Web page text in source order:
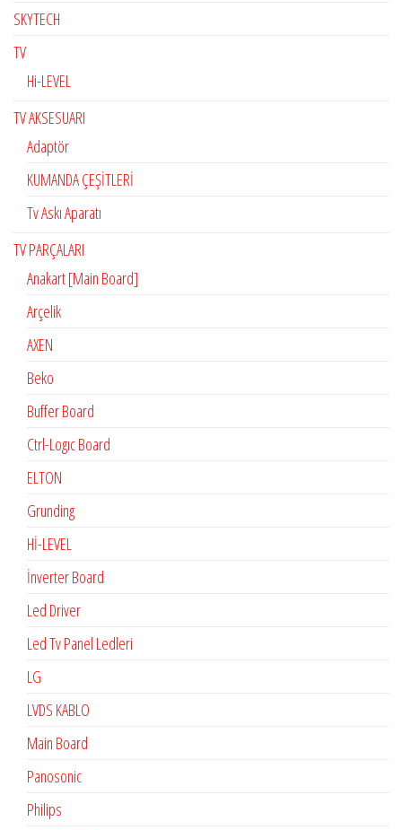
SKYTECH
TV
Hi-LEVEL
TV AKSESUARI
Adaptör
KUMANDA ÇEŞİTLERİ
Tv Askı Aparatı
TV PARÇALARI
Anakart [Main Board]
Arçelik
AXEN
Beko
Buffer Board
Ctrl-Logıc Board
ELTON
Grunding
Hİ-LEVEL
İnverter Board
Led Driver
Led Tv Panel Ledleri
LG
LVDS KABLO
Main Board
Panosonic
Philips